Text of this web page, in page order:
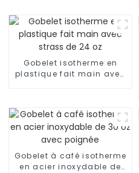
Gobelet isotherme en
plastique fait main avec
Gobelet à café isotherme
en acier inoxydable de